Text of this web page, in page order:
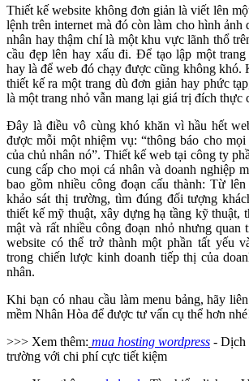
Thiết kế website không đơn giản là viết lên
lệnh trên internet mà đó còn làm cho hình ảnh
nhân hay thậm chí là một khu vực lãnh thổ
cầu đẹp lên hay xấu đi. Để tạo lập một
hay là để web đó chạy được cũng không khó.
thiết kế ra một trang dù đơn giản hay phức
là một trang nhỏ vẫn mang lại giá trị đích thực
Đây là điều vô cùng khó khăn vì hầu hết
được mỗi một nhiệm vụ: “thông báo cho
của chủ nhân nó”. Thiết kế web tại công ty
cung cấp cho mọi cá nhân và doanh nghiệp
bao gồm nhiều công đoạn cấu thành: Từ
khảo sát thị trường, tìm đúng đối tượng
thiết kế mỹ thuật, xây dựng hạ tầng kỹ thuật,
mật và rất nhiều công đoạn nhỏ nhưng quan
website có thể trở thành một phần tất yếu
trong chiến lược kinh doanh tiếp thị của
nhân.
Khi bạn có nhau cầu làm menu bảng, hãy
mềm Nhân Hòa để được tư vấn cụ thể hơn
>>> Xem thêm: mua hosting wordpress - Dịch
trường với chi phí cực tiết kiệm